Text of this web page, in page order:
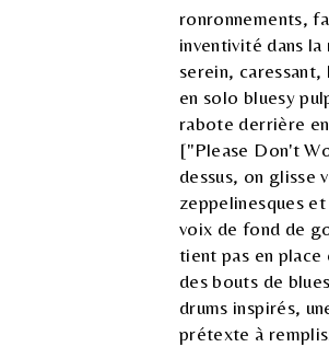
ronronnements,
inventivité dans
serein, caressant,
en solo bluesy
rabote derrière
["Please Don't
dessus, on glisse
zeppelinesques
voix de fond de
tient pas en place
des bouts de
drums inspirés,
prétexte à